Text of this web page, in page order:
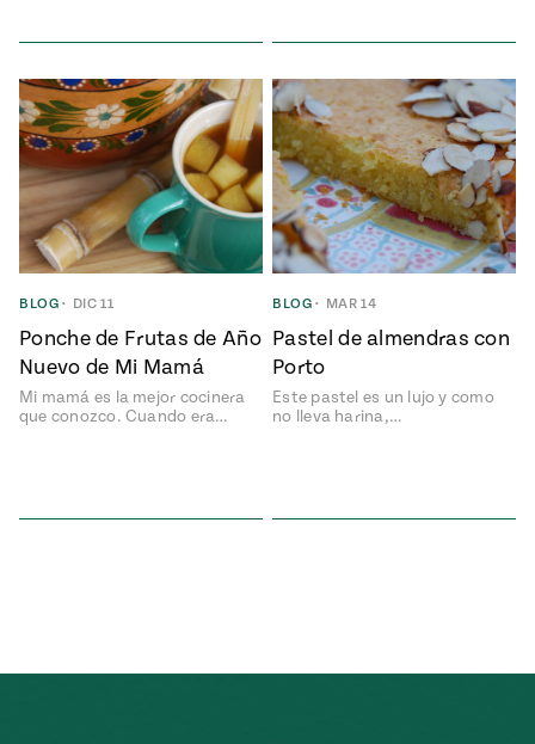
BLOG • DIC 11
Ponche de Frutas de Año
Nuevo de Mi Mamá
Mi mamá es la mejor cocinera
que conozco. Cuando era…
BLOG • MAR 14
Pastel de almendras con
Porto
Este pastel es un lujo y como
no lleva harina,…